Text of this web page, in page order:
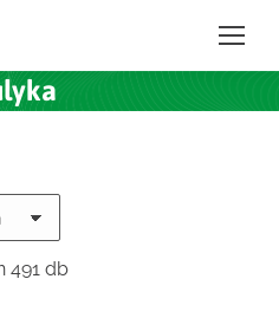
491 dbSorted